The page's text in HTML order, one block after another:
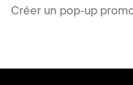
Créer un pop-up